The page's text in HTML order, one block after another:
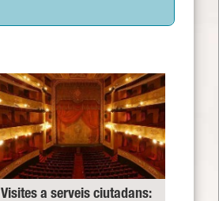
Visites a serveis ciutadans: